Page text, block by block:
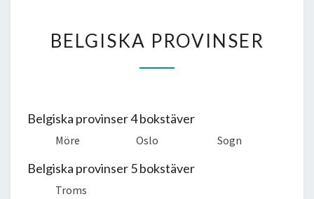
PROVINSER
BELGISKA PROVINSER
Belgiska provinser 4 bokstäver
Möre Oslo Sogn
Belgiska provinser 5 bokstäver
Troms